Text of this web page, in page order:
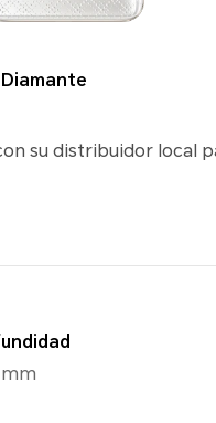
su distribuidor local
mm